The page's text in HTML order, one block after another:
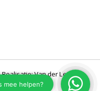
Van der Let &